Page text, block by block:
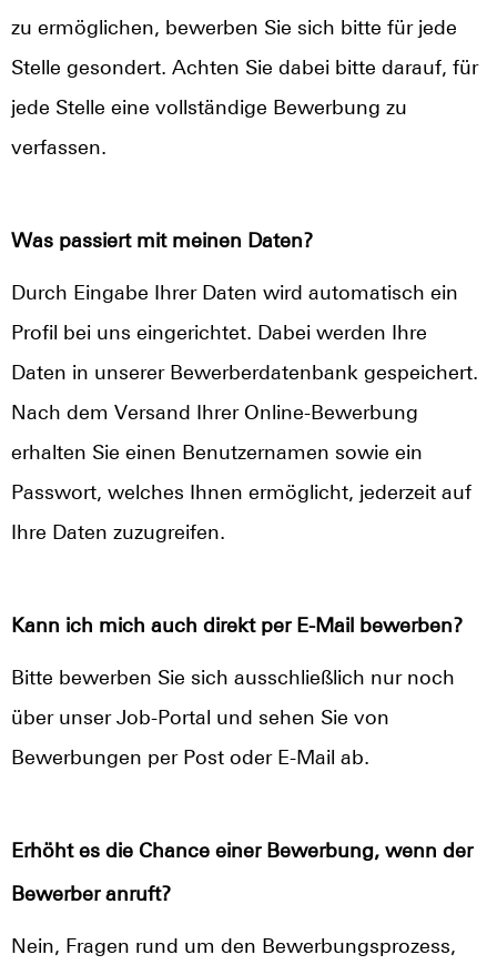
zu ermöglichen, bewerben Sie sich bitte für jede
Stelle gesondert. Achten Sie dabei bitte darauf, für
jede Stelle eine vollständige Bewerbung zu
verfassen.
Was passiert mit meinen Daten?
Durch Eingabe Ihrer Daten wird automatisch ein
Profil bei uns eingerichtet. Dabei werden Ihre
Daten in unserer Bewerberdatenbank gespeichert.
Nach dem Versand Ihrer Online-Bewerbung
erhalten Sie einen Benutzernamen sowie ein
Passwort, welches Ihnen ermöglicht, jederzeit auf
Ihre Daten zuzugreifen.
Kann ich mich auch direkt per E-Mail bewerben?
Bitte bewerben Sie sich ausschließlich nur noch
über unser Job-Portal und sehen Sie von
Bewerbungen per Post oder E-Mail ab.
Erhöht es die Chance einer Bewerbung, wenn der
Bewerber anruft?
Nein, Fragen rund um den Bewerbungsprozess,